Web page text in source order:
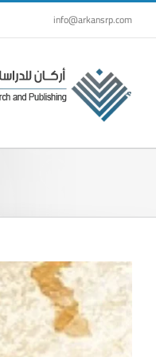
Skip
to
info@arkansrp.com
View
Larger
Image